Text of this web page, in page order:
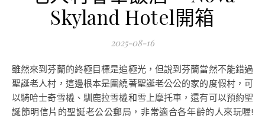
Skyland Hotel開箱
2025-08-16
雖然來到芬蘭的終極目標是追極光，但說到芬蘭當然不能錯過
聖誕老人村，這邊根本是圍繞著聖誕老公公的家的度假村，可
以騎哈士奇雪橇、馴鹿拉雪橇和雪上摩托車，還有可以預約聖
誕節明信片的聖誕老公公郵局，非常適合各年齡的人來玩喔!